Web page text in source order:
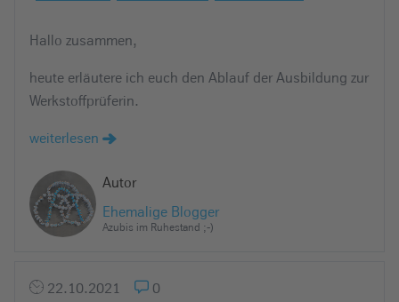
Hallo zusammen,
heute erläutere ich euch den Ablauf der Ausbildung zur
Werkstoffprüferin.
weiterlesen
Autor
Ehemalige Blogger
Azubis im Ruhestand ;-)
22.10.2021 0